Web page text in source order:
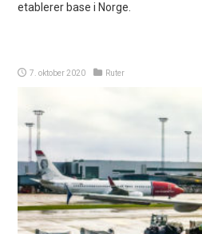
etablerer base i Norge.
7. oktober 2020 Ruter